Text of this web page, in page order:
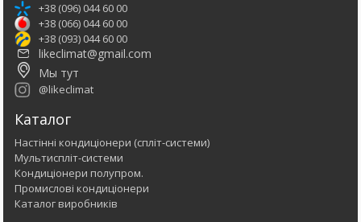
+38 (096) 044 60 00
+38 (066) 044 60 00
+38 (093) 044 60 00
likeclimat@gmail.com
Мы тут
@likeclimat
Каталог
Настінні кондиціонери (спліт-системи)
Мультиспліт-системи
Кондиціонери полупром.
Промислові кондиціонери
Каталог виробників